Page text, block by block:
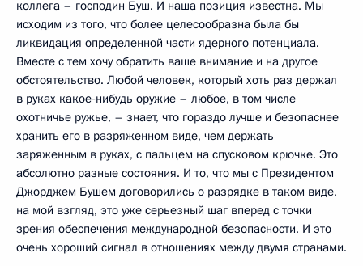
коллега – господин Буш. И наша позиция известна. Мы
исходим из того, что более целесообразна была бы
ликвидация определенной части ядерного потенциала.
Вместе с тем хочу обратить ваше внимание и на другое
обстоятельство. Любой человек, который хоть раз держал
в руках какое‑нибудь оружие – любое, в том числе
охотничье ружье, – знает, что гораздо лучше и безопаснее
хранить его в разряженном виде, чем держать
заряженным в руках, с пальцем на спусковом крючке. Это
абсолютно разные состояния. И то, что мы с Президентом
Джорджем Бушем договорились о разрядке в таком виде,
на мой взгляд, это уже серьезный шаг вперед с точки
зрения обеспечения международной безопасности. И это
очень хороший сигнал в отношениях между двумя странами.